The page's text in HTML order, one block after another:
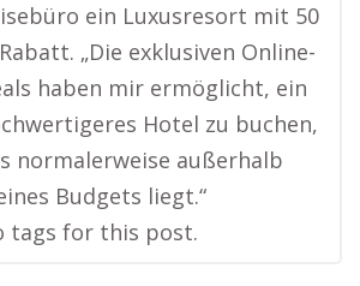
ein Luxusresort mit 50
„Die exklusiven Online-
haben mir ermöglicht, ein
Hotel zu buchen,
normalerweise außerhalb
Budgets liegt.“
tags for this post.